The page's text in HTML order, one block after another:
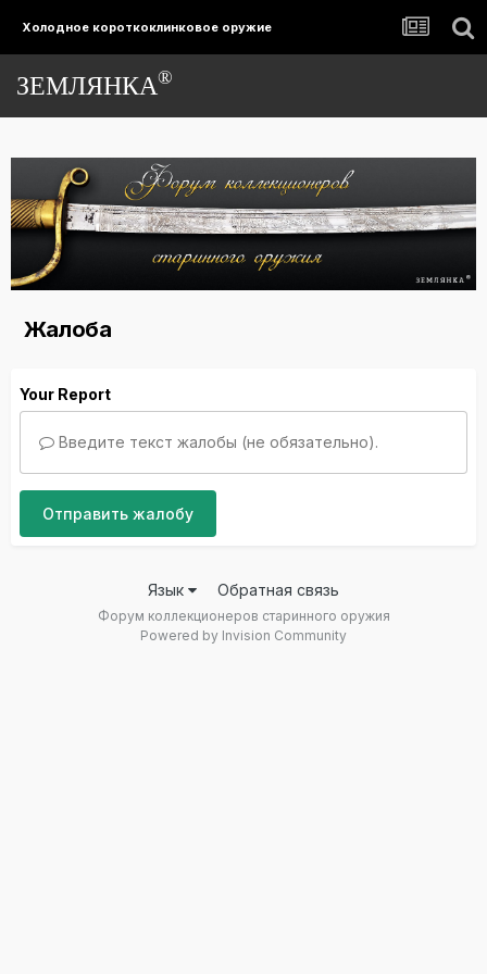
Холодное короткоклинковое оружие
ЗЕМЛЯНКА®
Жалоба
Your Report
Введите текст жалобы (не обязательно).
Отправить жалобу
Язык Обратная связь
Форум коллекционеров старинного оружия
Powered by Invision Community